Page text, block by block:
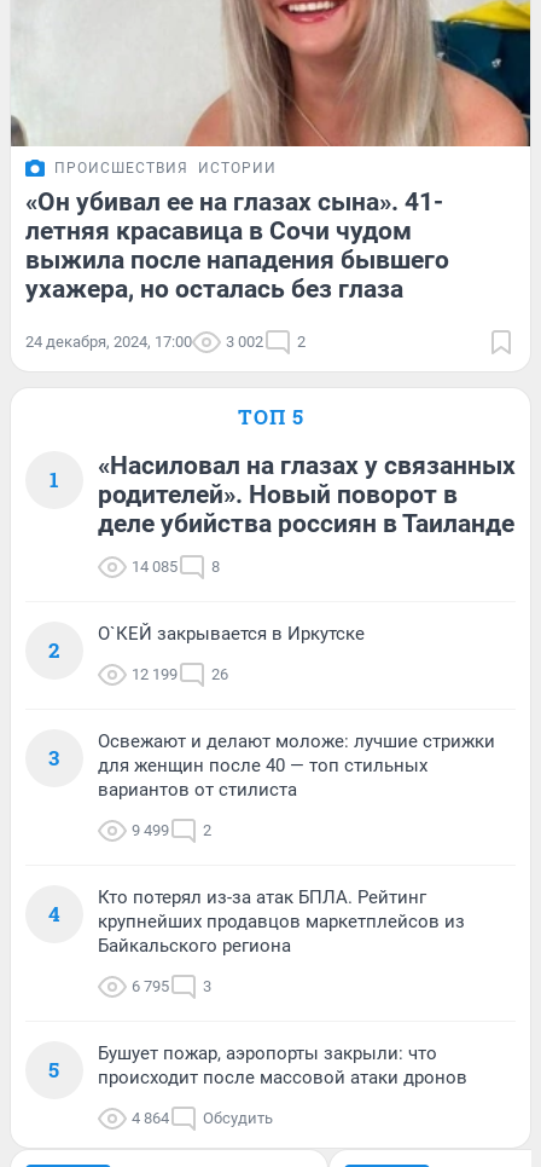
ПРОИСШЕСТВИЯ ИСТОРИИ
«Он убивал ее на глазах сына». 41-
летняя красавица в Сочи чудом
выжила после нападения бывшего
ухажера, но осталась без глаза
24 декабря, 2024, 17:00 3 002 2
ТОП 5
1
«Насиловал на глазах у связанных
родителей». Новый поворот в
деле убийства россиян в Таиланде
14 085 8
2
О`КЕЙ закрывается в Иркутске
12 199 26
3
Освежают и делают моложе: лучшие стрижки
для женщин после 40 — топ стильных
вариантов от стилиста
9 499 2
4
Кто потерял из-за атак БПЛА. Рейтинг
крупнейших продавцов маркетплейсов из
Байкальского региона
6 795 3
5
Бушует пожар, аэропорты закрыли: что
происходит после массовой атаки дронов
4 864 Обсудить